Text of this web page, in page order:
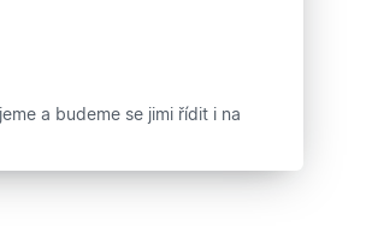
a budeme se jimi řídit i na